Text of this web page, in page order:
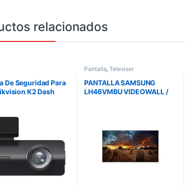
relacionados
De Seguridad Para
K2 Dash
Pantalla,Televisor
PANTALLA SAMSUNG
LH46VMBU VIDEOWALL /